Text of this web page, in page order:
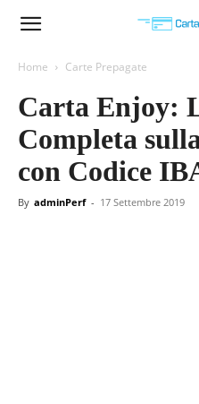
Carta
Credito
Home Carte Prepagate
Carta Enjoy:
Completa
con Codice
By adminPerf - 17 Settembre 2019